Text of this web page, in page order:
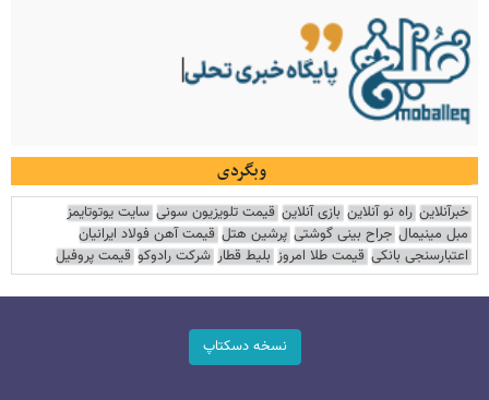
وبگردی
خبرآنلاین راه نو آنلاین بازی آنلاین قیمت تلویزیون سونی سایت یوتوتایمز
مبل مینیمال جراح بینی گوشتی پرشین هتل قیمت آهن فولاد ایرانیان
اعتبارسنجی بانکی قیمت طلا امروز بلیط قطار شرکت رادوکو قیمت پروفیل
نسخه دسکتاپ